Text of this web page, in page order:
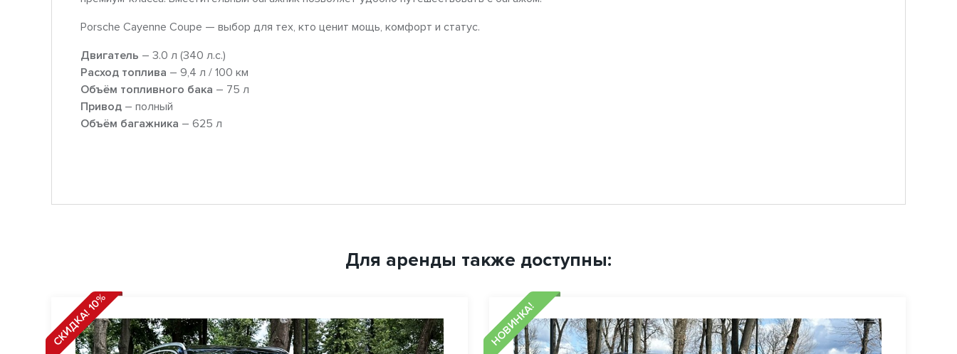
Porsche Cayenne Coupe — выбор для тех, кто ценит мощь, комфорт и статус.
Двигатель – 3.0 л (340 л.с.)
Расход топлива – 9,4 л / 100 км
Объём топливного бака – 75 л
Привод – полный
Объём багажника – 625 л
Для аренды также доступны:
СКИДКА! 10% НОВИНКА!